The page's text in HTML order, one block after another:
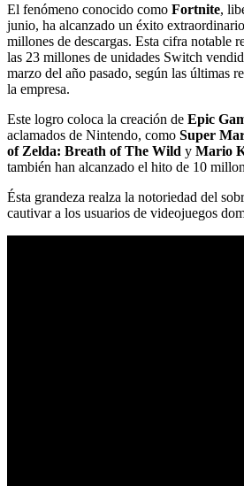
El fenómeno conocido como Fortnite,
junio, ha alcanzado un éxito
millones de descargas. Esta cifra notable
las 23 millones de unidades Switch
marzo del año pasado, según las últimas
la empresa.
Este logro coloca la creación de Epic
aclamados de Nintendo, como Super
of Zelda: Breath of The Wild y Mario
también han alcanzado el hito de 10
Ésta grandeza realza la notoriedad del
cautivar a los usuarios de videojuegos